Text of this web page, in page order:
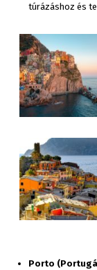
túrázáshoz és
Porto